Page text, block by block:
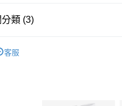
銀行
商業銀行
先享後付」】
類 (3)
客服